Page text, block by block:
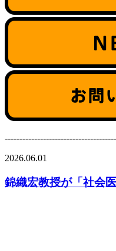
2026.06.01
錦織宏教授が「社会